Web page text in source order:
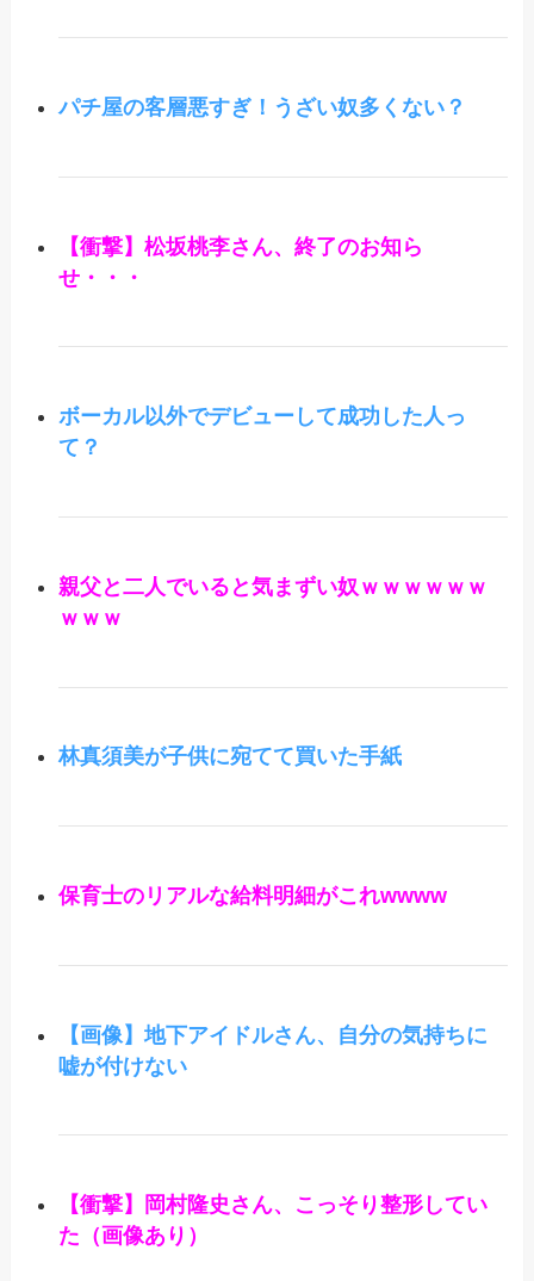
パチ屋の客層悪すぎ！うざい奴多くない？
【衝撃】松坂桃李さん、終了のお知ら
せ・・・
ボーカル以外でデビューして成功した人っ
て？
親父と二人でいると気まずい奴ｗｗｗｗｗｗ
ｗｗｗ
林真須美が子供に宛てて買いた手紙
保育士のリアルな給料明細がこれwwww
【画像】地下アイドルさん、自分の気持ちに
嘘が付けない
【衝撃】岡村隆史さん、こっそり整形してい
た（画像あり）